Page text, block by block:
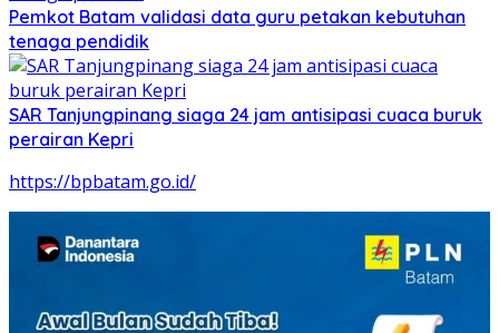
Pemkot Batam validasi data guru petakan kebutuhan
tenaga pendidik
SAR Tanjungpinang siaga 24 jam antisipasi cuaca buruk
perairan Kepri
https://bpbatam.go.id/